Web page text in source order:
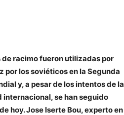
de racimo fueron utilizadas por
por los soviéticos en la Segunda
y, a pesar de los intentos de la
internacional, se han seguido
hoy.Jose Iserte Bou, experto en